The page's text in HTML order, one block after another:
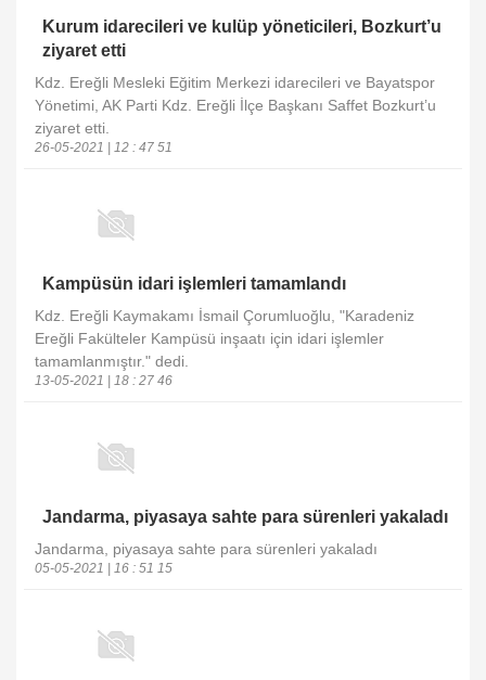
Kurum idarecileri ve kulüp yöneticileri, Bozkurt’u
ziyaret etti
Kdz. Ereğli Mesleki Eğitim Merkezi idarecileri ve Bayatspor
Yönetimi, AK Parti Kdz. Ereğli İlçe Başkanı Saffet Bozkurt’u
ziyaret etti.
26-05-2021 | 12 : 47 51
Kampüsün idari işlemleri tamamlandı
Kdz. Ereğli Kaymakamı İsmail Çorumluoğlu, "Karadeniz
Ereğli Fakülteler Kampüsü inşaatı için idari işlemler
tamamlanmıştır." dedi.
13-05-2021 | 18 : 27 46
Jandarma, piyasaya sahte para sürenleri yakaladı
Jandarma, piyasaya sahte para sürenleri yakaladı
05-05-2021 | 16 : 51 15